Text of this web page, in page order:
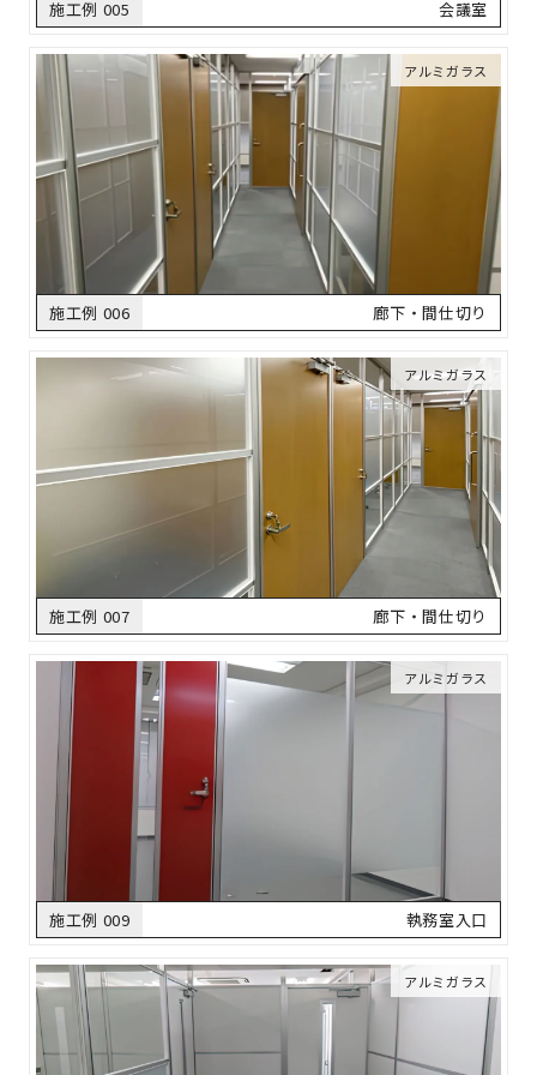
施工例 005 会議室
アルミガラス
施工例 006 廊下・間仕切り
アルミガラス
施工例 007 廊下・間仕切り
アルミガラス
施工例 009 執務室入口
アルミガラス